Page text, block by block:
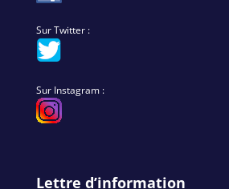
Sur Twitter :
Sur Instagram :
Lettre d’information